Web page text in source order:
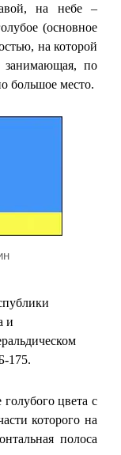
на небе –
(основное
на которой
занимающая, по
большое место.
и
175.
цвета с
которого на
полоса